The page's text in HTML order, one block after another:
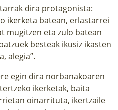
dira protagonista:
ikerketa batean, erlastarrei
mugitzen eta zulo batean
besteak ikusiz ikasten
alegia”.
egin dira norbanakoaren
ikerketak, baita
oinarrituta, ikertzaile